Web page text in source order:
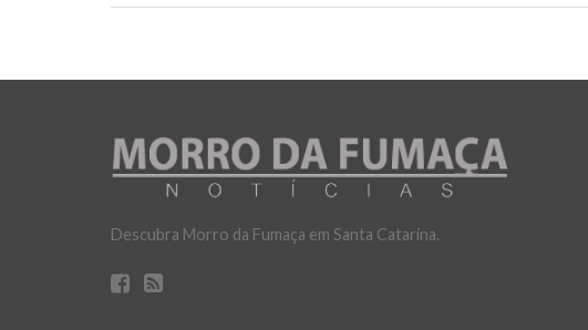
Descubra Morro da Fumaça em Santa Catarina.